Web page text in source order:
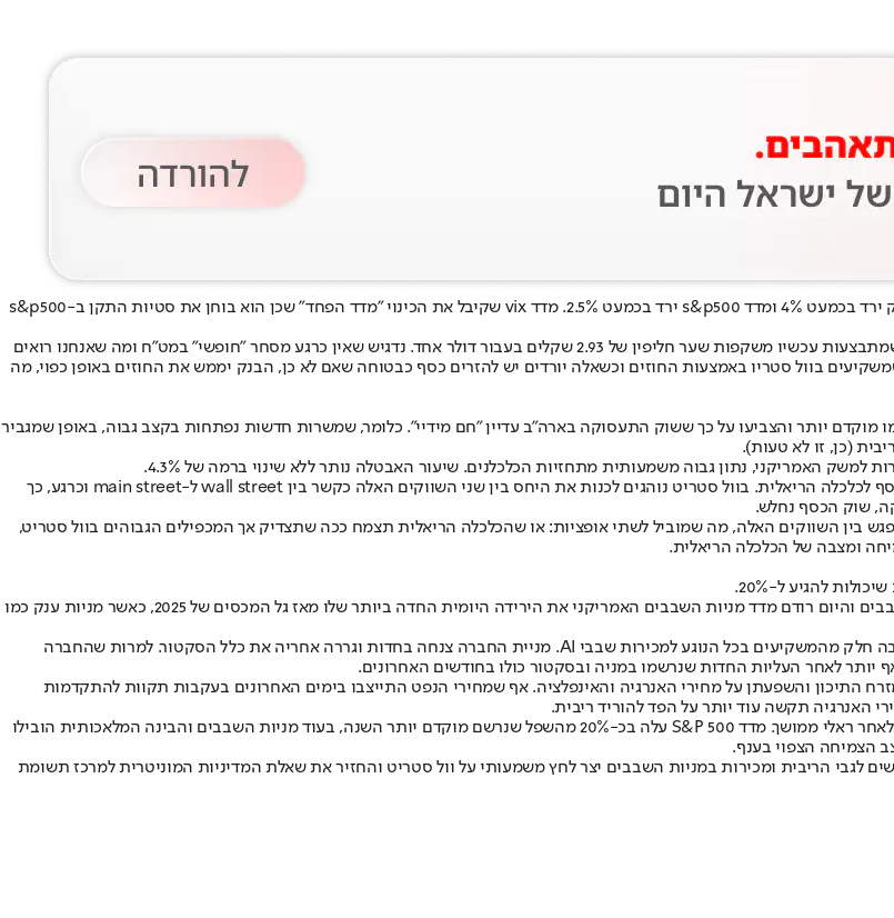
ירידות שערים חדות נרשמו הלילה (שישי) בוול סטריט. הדאו ג׳ונס ירד ב-1.3%, מדד נאסד״ק ירד בכמעט 4% ומדד s&p500 ירד בכמעט 2.5%. מדד vix שקיבל את הכינוי ״מדד הפחד״ שכן הוא בוחן את סטיות התקן ב-s&p500
הזוית הישראלית של הירידות בוול סטריט היא הזינוק שרשם הדולר מול השקל ועסקאות שמתבצעות עכשיו משקפות שער חליפין של 2.93 שקלים בעבור דולר אחד. נדגיש שאין כרגע מסחר ״חופשי״ במט״ח ומה שאנחנו רואים
בוול סטריו באמצעות החוזים וכשאלה יורדים יש להזרים כסף כבטוחה שאם לא כן, הבנק יממש את החוזים באופן כפוי, מה
מוקדם יותר והצביעו על כך ששוק התעסוקה בארה״ב עדיין "חם מידיי". כלומר, שמשרות חדשות נפתחות בקצב גבוה, באופן שמגביר
(כן, זו לא טעות).
נזכיר כי יש בנקודות זמן מסויימיות וכמה שזה ישמע מוזר, יש קורלציה הפוכה בין שוק הכסף לכלכלה הריאלית. בוול סטריט נוהגים לכנות את היחס בין שני השווקים האלה כקשר בין wall street ל-main street וכרגע, כך
שוק הכסף נחלש.
בין השווקים האלה, מה שמוביל לשתי אופציות: או שהכלכלה הריאלית תצמח ככה שתצדיק אך המכפילים הגבוהים בוול סטריט,
ומצבה של הכלכלה הריאלית.
להגיע ל-20%.
נזכיר שמי שנהנו בחודשים האחרונים מראלי ״מהפכת הבינה המלאכותית״, אלה מניות השבבים והיום רודם מדד מניות השבבים האמריקני את הירידה היומית החדה ביותר שלו מאז גל המכסים של 2025, כאשר מניות ענק כמו
החולשה בסקטור השבבים החלה כבר אמש לאחר שחברת ברודקום פרסמה תחזית שאכזבה חלק מהמשקיעים בכל הנוגע למכירות שבבי AI. מניית החברה צנחה בחדות וגררה אחריה את כלל הסקטור. למרות שהחברה
לאחר העליות החדות שנרשמו במניה ובסקטור כולו בחודשים האחרונים.
התיכון והשפעתן על מחירי האנרגיה והאינפלציה. אף שמחירי הנפט התייצבו בימים האחרונים בעקבות תקוות להתקדמות
האנרגיה תקשה עוד יותר על הפד להוריד ריבית.
למרות הירידות, חלק מהאסטרטגים בוול סטריט סבורים כי מדובר בעיקר במימוש רווחים לאחר ראלי ממושך. מדד S&P 500 עלה בכ-20% מהשפל שנרשם מוקדם יותר השנה, בעוד מניות השבבים והבינה המלאכותית הובילו
הצמיחה הצפוי בענף.
לגבי הריבית ומכירות במניות השבבים יצר לחץ משמעותי על וול סטריט והחזיר את שאלת המדיניות המוניטרית למרכז תשומת